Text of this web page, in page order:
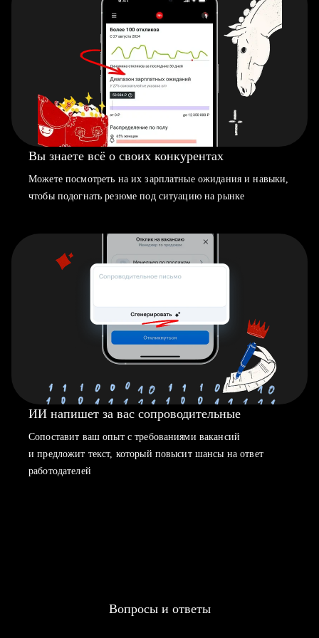
Вы знаете всё о своих конкурентах
Можете посмотреть на их зарплатные ожидания и навыки,
чтобы подогнать резюме под ситуацию на рынке
ИИ напишет за вас сопроводительные
Сопоставит ваш опыт с требованиями вакансий
и предложит текст, который повысит шансы на ответ
работодателей
Вопросы и ответы